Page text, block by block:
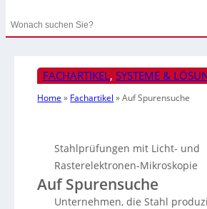
Search
FACHARTIKEL, SYSTEME &
Home » Fachartikel »Auf Spurensuche
Stahlprüfungen mit Licht- und
Rasterelektronen-Mikroskopie
Auf Spurensuche
Unternehmen, die Stahl